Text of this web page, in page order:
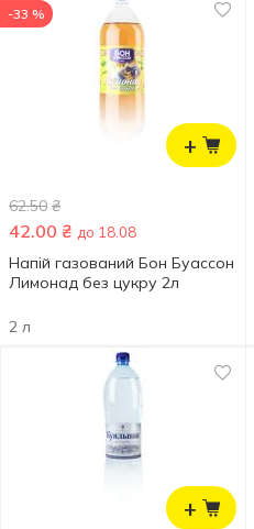
+
-33 %
62.50 ₴
42.00 ₴ до 18.08
Напій газований Бон Буассон
Лимонад без цукру 2л
2 л
+